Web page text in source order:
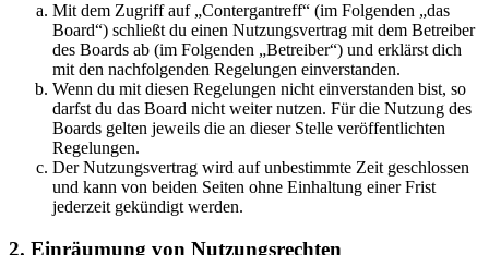
Mit dem Zugriff auf „Contergantreff“ (im Folgenden „das
Board“) schließt du einen Nutzungsvertrag mit dem Betreiber
des Boards ab (im Folgenden „Betreiber“) und erklärst dich
mit den nachfolgenden Regelungen einverstanden.
Wenn du mit diesen Regelungen nicht einverstanden bist, so
darfst du das Board nicht weiter nutzen. Für die Nutzung des
Boards gelten jeweils die an dieser Stelle veröffentlichten
Regelungen.
Der Nutzungsvertrag wird auf unbestimmte Zeit geschlossen
und kann von beiden Seiten ohne Einhaltung einer Frist
jederzeit gekündigt werden.
2. Einräumung von Nutzungsrechten